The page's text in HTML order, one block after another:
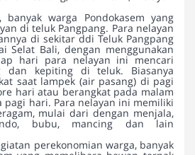
warga Pondokasem yang
di teluk Pangpang. Para nelayan
di sekitar ddi Teluk Pangpang
Selat Bali, dengan menggunakan
hari para nelayan ini mencari
dan kepiting di teluk. Biasanya
saat lampek (air pasang) di pagi
hari atau berangkat pada malam
pagi hari. Para nelayan ini memiliki
mulai dari dengan menjala,
bubu, mancing dan lain
perekonomian warga, banyak